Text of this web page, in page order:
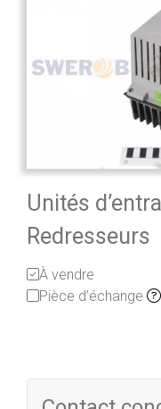
Unités
Redresseurs
À vendre
Pièce d’échange